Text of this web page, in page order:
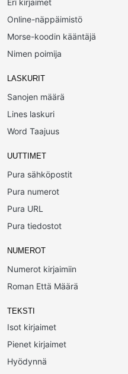
Eri kirjaimet
Online-näppäimistö
Morse-koodin kääntäjä
Nimen poimija
LASKURIT
Sanojen määrä
Lines laskuri
Word Taajuus
UUTTIMET
Pura sähköpostit
Pura numerot
Pura URL
Pura tiedostot
NUMEROT
Numerot kirjaimiin
Roman Että Määrä
TEKSTI
Isot kirjaimet
Pienet kirjaimet
Hyödynnä